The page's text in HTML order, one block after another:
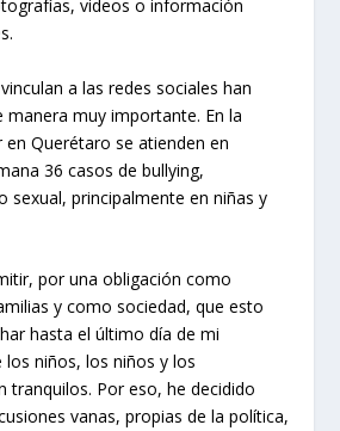
videos o información
a las redes sociales han
manera muy importante. En la
Querétaro se atienden en
36 casos de bullying,
sexual, principalmente en niñas y
por una obligación como
y como sociedad, que esto
hasta el último día de mi
niños, los niños y los
tranquilos. Por eso, he decidido
vanas, propias de la política,